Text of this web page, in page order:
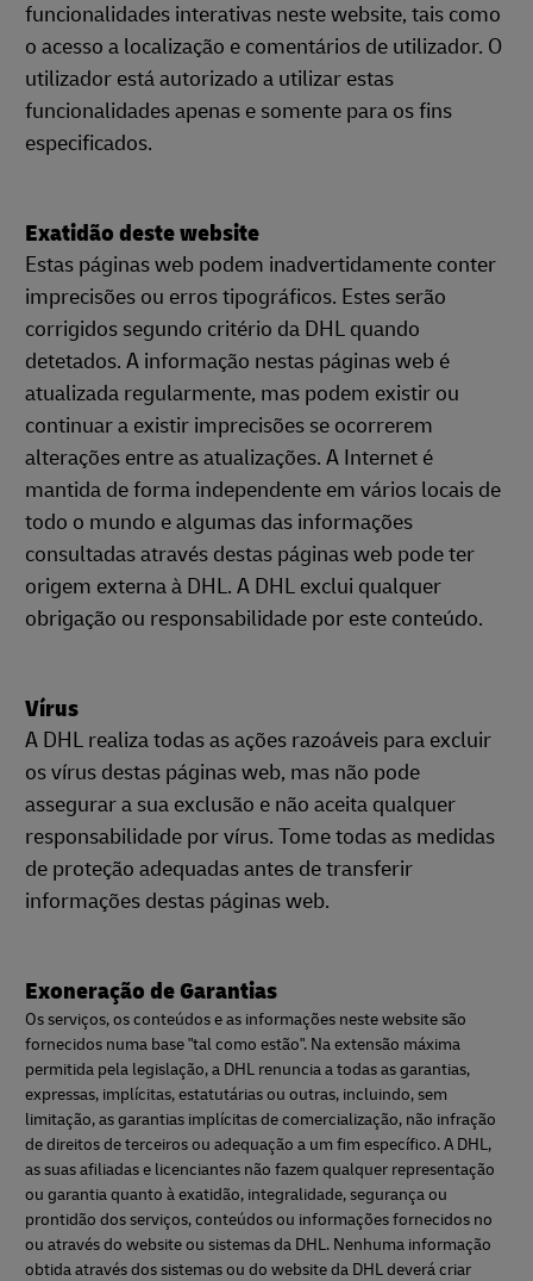
funcionalidades interativas neste website, tais como
o acesso a localização e comentários de utilizador. O
utilizador está autorizado a utilizar estas
funcionalidades apenas e somente para os fins
especificados.
Exatidão deste website
Estas páginas web podem inadvertidamente conter
imprecisões ou erros tipográficos. Estes serão
corrigidos segundo critério da DHL quando
detetados. A informação nestas páginas web é
atualizada regularmente, mas podem existir ou
continuar a existir imprecisões se ocorrerem
alterações entre as atualizações. A Internet é
mantida de forma independente em vários locais de
todo o mundo e algumas das informações
consultadas através destas páginas web pode ter
origem externa à DHL. A DHL exclui qualquer
obrigação ou responsabilidade por este conteúdo.
Vírus
A DHL realiza todas as ações razoáveis para excluir
os vírus destas páginas web, mas não pode
assegurar a sua exclusão e não aceita qualquer
responsabilidade por vírus. Tome todas as medidas
de proteção adequadas antes de transferir
informações destas páginas web.
Exoneração de Garantias
Os serviços, os conteúdos e as informações neste website são
fornecidos numa base "tal como estão". Na extensão máxima
permitida pela legislação, a DHL renuncia a todas as garantias,
expressas, implícitas, estatutárias ou outras, incluindo, sem
limitação, as garantias implícitas de comercialização, não infração
de direitos de terceiros ou adequação a um fim específico. A DHL,
as suas afiliadas e licenciantes não fazem qualquer representação
ou garantia quanto à exatidão, integralidade, segurança ou
prontidão dos serviços, conteúdos ou informações fornecidos no
ou através do website ou sistemas da DHL. Nenhuma informação
obtida através dos sistemas ou do website da DHL deverá criar